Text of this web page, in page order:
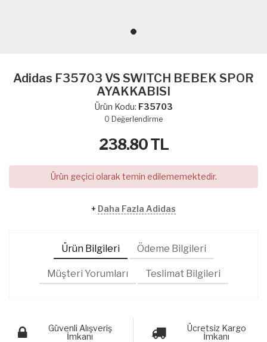
Adidas F35703 VS SWITCH BEBEK SPOR
AYAKKABISI
Ürün Kodu: F35703
0 Değerlendirme
238.80TL
Ürün geçici olarak temin edilememektedir.
+ Daha Fazla Adidas
Ürün Bilgileri Ödeme Bilgileri
Müşteri Yorumları Teslimat Bilgileri
Güvenli Alışveriş
İmkanı
Ücretsiz Kargo
İmkanı